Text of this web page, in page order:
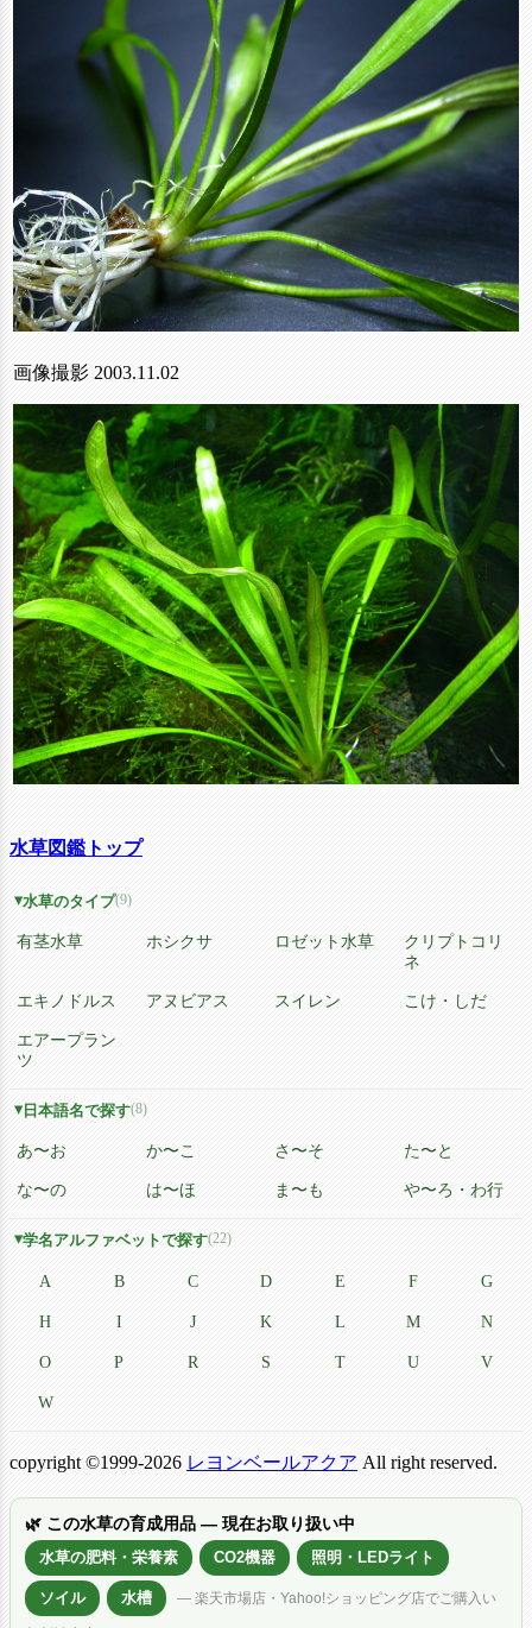
画像撮影 2003.11.02
水草図鑑トップ
水草のタイプ(9)
有茎水草 ホシクサ ロゼット水草
クリプトコリ
ネ
エキノドルス アヌビアス スイレン こけ・しだ
エアープラン
ツ
日本語名で探す(8)
あ〜お か〜こ さ〜そ た〜と
な〜の は〜ほ ま〜も や〜ろ・わ行
学名アルファベットで探す(22)
A B C D E F G
H I J K L M N
O P R S T U V
W
copyright ©1999-2026 レヨンベールアクア All right reserved.
🌿 この水草の育成用品 — 現在お取り扱い中
水草の肥料・栄養素 CO2機器 照明・LEDライト
ソイル 水槽 — 楽天市場店・Yahoo!ショッピング店でご購入い